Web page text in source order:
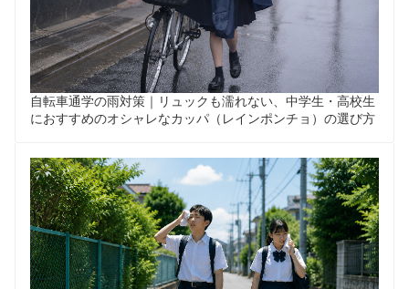
自転車通学の雨対策｜リュックも濡れない、中学生・高校生
におすすめのオシャレなカッパ（レインポンチョ）の選び方